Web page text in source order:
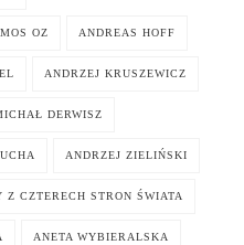
OZ ANDREAS HOFF
ANDRZEJ KRUSZEWICZ
DERWISZ
ANDRZEJ ZIELIŃSKI
Z CZTERECH STRON ŚWIATA
ANETA WYBIERALSKA